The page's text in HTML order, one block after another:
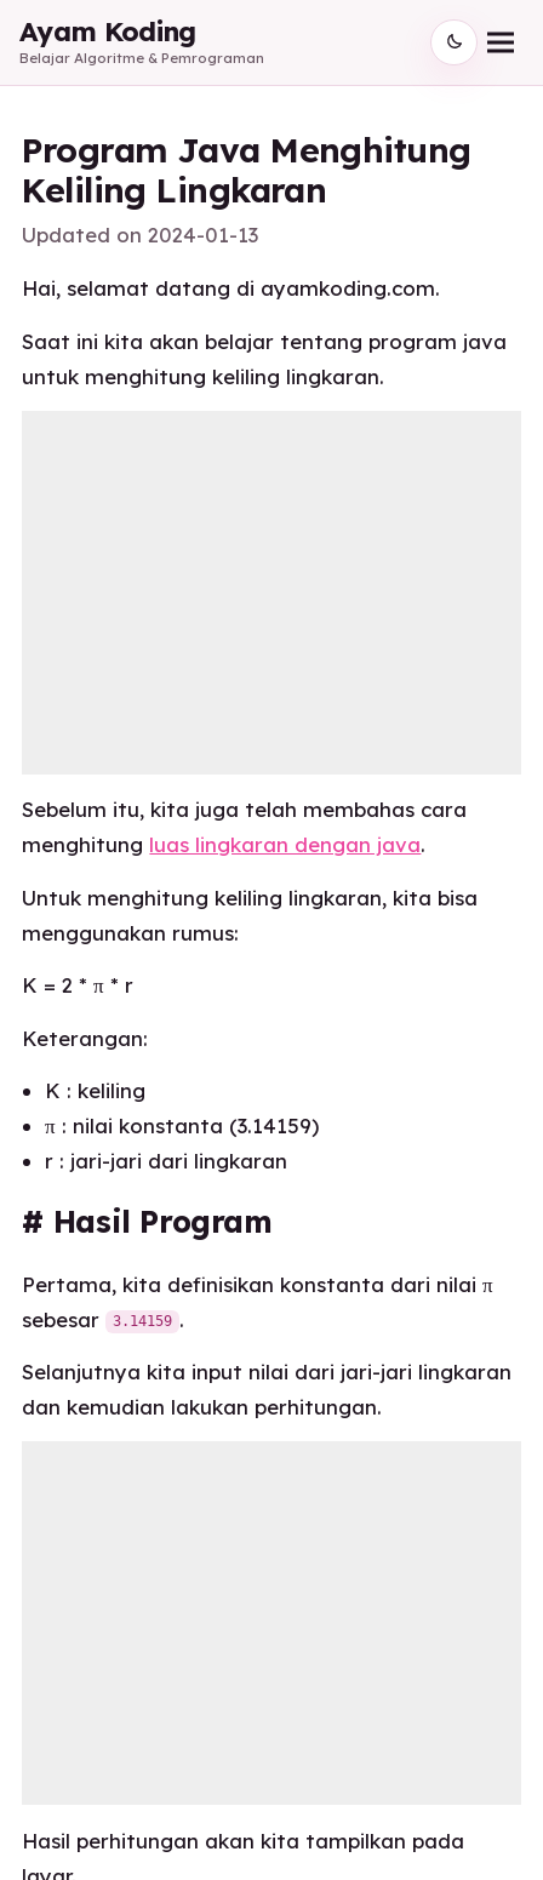
Ayam Koding
Belajar Algoritme & Pemrograman
Program Java Menghitung
Keliling Lingkaran
Updated on2024-01-13
Hai, selamat datang di ayamkoding.com.
Saat ini kita akan belajar tentang program java
untuk menghitung keliling lingkaran.
Sebelum itu, kita juga telah membahas cara
menghitung luas lingkaran dengan java.
Untuk menghitung keliling lingkaran, kita bisa
menggunakan rumus:
K = 2 * π * r
Keterangan:
K : keliling
π : nilai konstanta (3.14159)
r : jari-jari dari lingkaran
# Hasil Program
Pertama, kita definisikan konstanta dari nilai π
sebesar 3.14159 .
Selanjutnya kita input nilai dari jari-jari lingkaran
dan kemudian lakukan perhitungan.
Hasil perhitungan akan kita tampilkan pada